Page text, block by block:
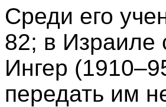
Среди его
82; в Израиле
Ингер
передать им